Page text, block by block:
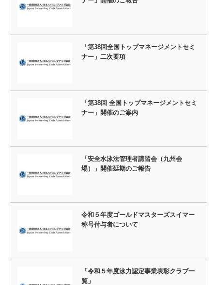
「第38回全国トップマネージメントセミ
ナー」二次要項
「第38回 全国トップマネージメントセミ
ナー」開催のご案内
「安全水泳法管理者講習会（九州会
場）」開催延期のご報告
令和５年度ゴールドマスターズスイマー
称号付与者について
「令和５年度泳力認定事業表彰クラブ一
覧」